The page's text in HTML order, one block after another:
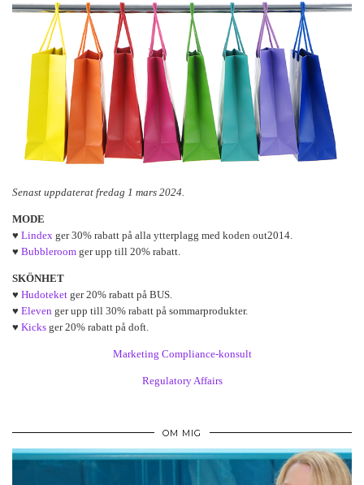
Senast uppdaterat fredag 1 mars 2024.
MODE
♥ Lindex ger 30% rabatt på alla ytterplagg med koden out2014.
♥ Bubbleroom ger upp till 20% rabatt.
SKÖNHET
♥ Hudoteket ger 20% rabatt på BUS.
♥ Eleven ger upp till 30% rabatt på sommarprodukter.
♥ Kicks ger 20% rabatt på doft.
Marketing Compliance-konsult
Regulatory Affairs
OM MIG